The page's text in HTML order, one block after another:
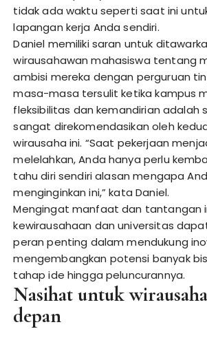
tidak ada waktu seperti saat ini
lapangan kerja Anda sendiri.
Daniel memiliki saran untuk
wirausahawan mahasiswa tentang
ambisi mereka dengan perguruan
masa-masa tersulit ketika kampus
fleksibilitas dan kemandirian adalah
sangat direkomendasikan oleh
wirausaha ini. “Saat pekerjaan
melelahkan, Anda hanya perlu
tahu diri sendiri alasan mengapa
menginginkan ini,” kata Daniel.
Mengingat manfaat dan tantangan
kewirausahaan dan universitas
peran penting dalam mendukung
mengembangkan potensi banyak
tahap ide hingga peluncurannya.
Nasihat untuk
depan